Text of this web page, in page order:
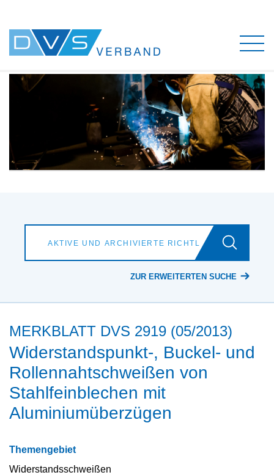
ZUR ERWEITERTEN SUCHE
MERKBLATT DVS 2919 (05/2013)
Widerstandspunkt-, Buckel- und
Rollennahtschweißen von
Stahlfeinblechen mit
Aluminiumüberzügen
Themengebiet
Widerstandsschweißen